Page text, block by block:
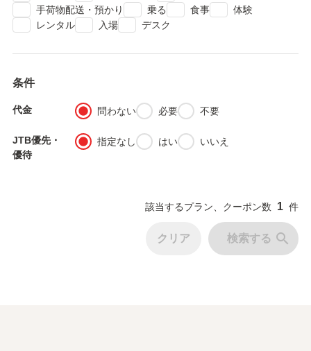
手荷物配送・預かり 乗る 食事 体験
レンタル 入場 デスク
条件
代金 fiber_manual_record 問わないfiber_manual_record 必要fiber_manual_record 不要
JTB優先・
優待
fiber_manual_record 指定なし fiber_manual_record はいfiber_manual_record いいえ
該当するプラン、クーポン数 1 件
クリア 検索する search